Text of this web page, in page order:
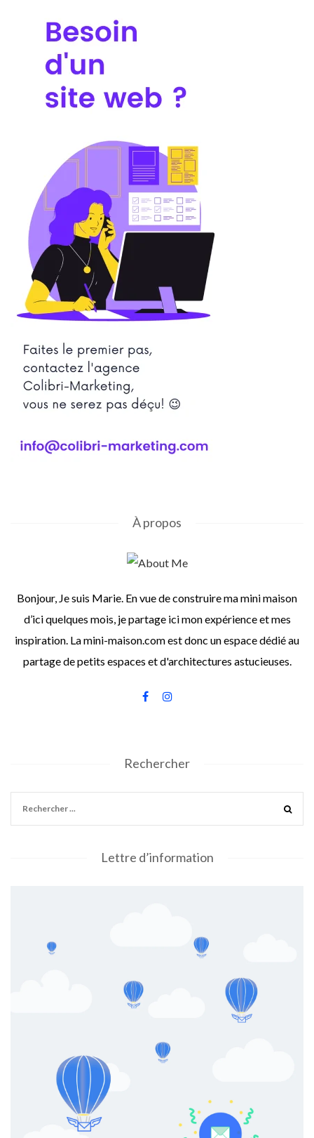
À propos
Bonjour, Je suis Marie. En vue de construire ma mini maison
d’ici quelques mois, je partage ici mon expérience et mes
inspiration. La mini-maison.com est donc un espace dédié au
partage de petits espaces et d'architectures astucieuses.
Rechercher
Lettre d’information